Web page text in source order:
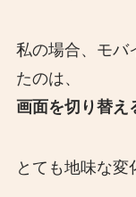
私の場合、モバ
たのは、
画面を切り替え
とても地味な変